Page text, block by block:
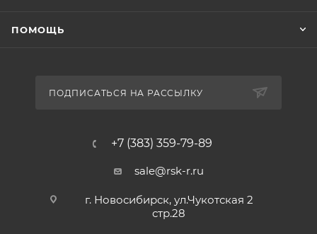
ПОМОЩЬ
ПОДПИСАТЬСЯ НА РАССЫЛКУ
+7 (383) 359-79-89
sale@rsk-r.ru
г. Новосибирск, ул.Чукотская 2
стр.28